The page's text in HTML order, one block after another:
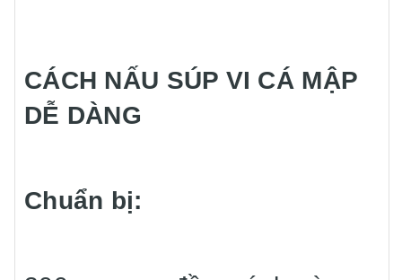
CÁCH NẤU SÚP VI CÁ MẬP
DỄ DÀNG
Chuẩn bị: